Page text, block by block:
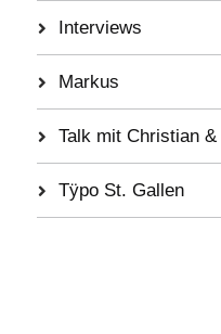
Interviews
Markus
Talk mit Christian
Tÿpo St. Gallen